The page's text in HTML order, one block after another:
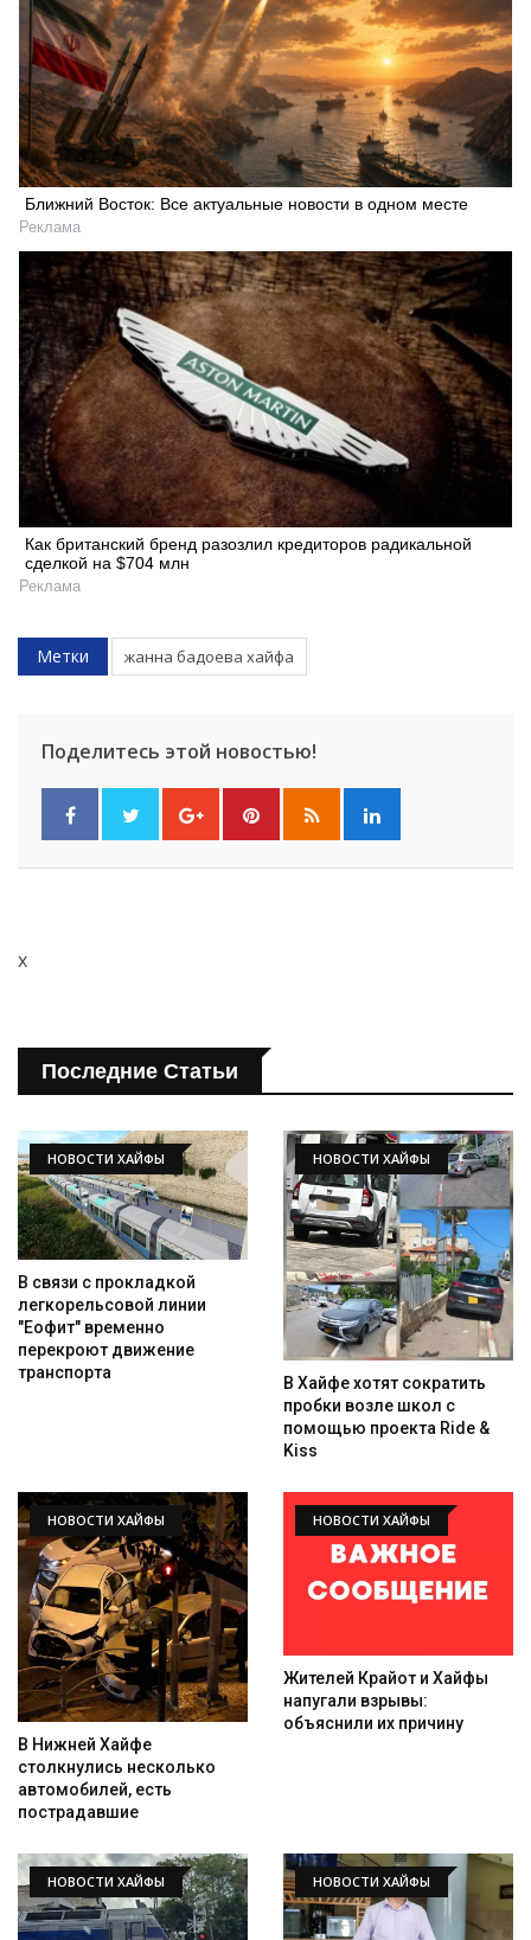
Ближний Восток: Все актуальные новости в одном месте
Реклама
Как британский бренд разозлил кредиторов радикальной
сделкой на $704 млн
Реклама
Метки жанна бадоева хайфа
Поделитесь этой новостью!
x
Последние Статьи
НОВОСТИ ХАЙФЫ
В связи с прокладкой
легкорельсовой линии
"Еофит" временно
перекроют движение
транспорта
НОВОСТИ ХАЙФЫ
В Хайфе хотят сократить
пробки возле школ с
помощью проекта Ride &
Kiss
НОВОСТИ ХАЙФЫ
В Нижней Хайфе
столкнулись несколько
автомобилей, есть
пострадавшие
НОВОСТИ ХАЙФЫ
Жителей Крайот и Хайфы
напугали взрывы:
объяснили их причину
НОВОСТИ ХАЙФЫ НОВОСТИ ХАЙФЫ